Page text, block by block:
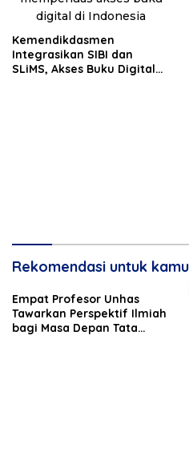
Kemendikdasmen
Integrasikan SIBI dan
SLiMS, Akses Buku Digital
Rekomendasi untuk kamu
Empat Profesor Unhas
Tawarkan Perspektif Ilmiah
bagi Masa Depan Tata